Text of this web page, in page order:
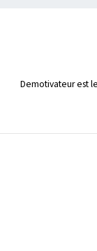
Demotivateur est